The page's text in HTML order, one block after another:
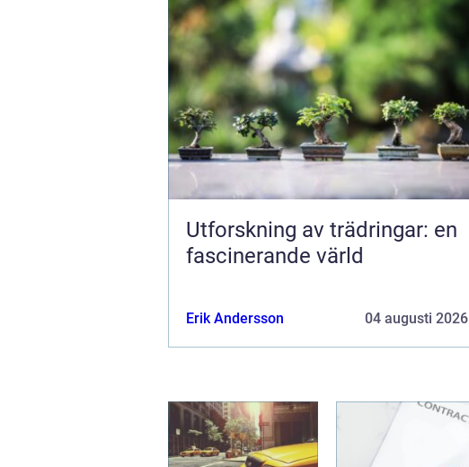
Utforskning av trädringar: en
fascinerande värld
Erik Andersson 04 augusti 2026